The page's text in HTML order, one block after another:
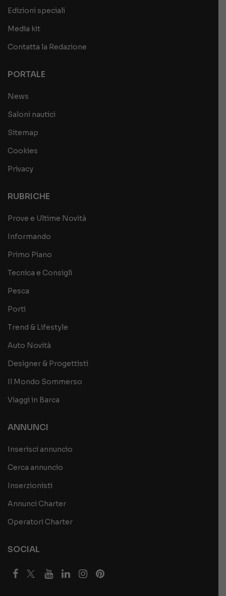
Edizioni speciali
Media kit
Contatta la Redazione
PORTALE
News
Saloni nautici
Sitemap
Cookies
Privacy
RUBRICHE
Prove e Ultime Novità
Informando
Primo Piano
Tecnica e Consigli
Pesca
Porti
Trend & Lifestyle
Auto Novità
Designer & Progettisti
Il Mondo Sommerso
Viaggi in Barca
ANNUNCI
Inserisci annuncio
Cerca annuncio
Inserzionisti
Annunci Charter
Operatori Charter
SOCIAL